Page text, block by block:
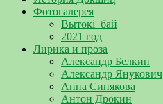
Фотогалерея
Вытокі_бай
2021 год
Лирика и проза
Александр Белкин
Александр Янукович
Анна Синякова
Антон Дрокин